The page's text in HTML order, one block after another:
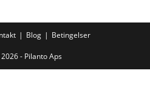
Blog Betingelser
- Pilanto Aps